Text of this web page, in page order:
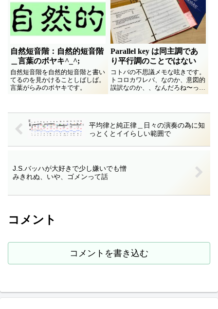
か？」ってきくから「色々」を教
えてあげた。「○○見に行ったん
すけど…」「あ、そこは出ない
よ〜」...
て？…サンバでウ〜っ！って言っ
ても別に目クジラ立てないのと一
緒、てなこと言いつつ。
自然短音階：自然的短音階
＿言葉のボヤキ^_^;
自然短音階を自然的短音階と書い
てるのを見かけることしばしば。
言葉がらみのボヤキです。
Parallel key は同主調であ
り平行調のことではない
コトバの不思議メモな呟きです。
トコロカワレバ、なのか、意図的
誤訳なのか、、なんだろね〜って
平均律と純正律＿日々の演奏の為に知
っとくとイイらしい範囲で
J.S.バッハが大好きで少し嫌いでも憎
みきれぬ、いや、ゴメンって話
コメント
コメントを書き込む